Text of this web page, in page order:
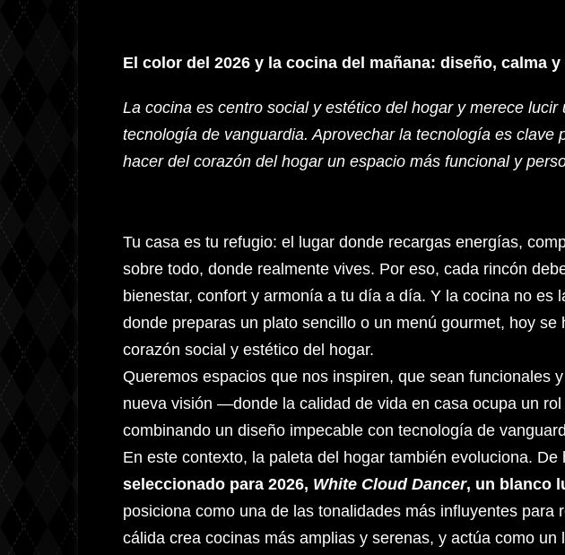
El color del 2026 y la cocina del mañana: diseño, calma
La cocina es centro social y estético del hogar y merece
tecnología de vanguardia. Aprovechar la tecnología es clave
hacer del corazón del hogar un espacio más funcional y
Tu casa es tu refugio: el lugar donde recargas energías,
sobre todo, donde realmente vives. Por eso, cada rincón
bienestar, confort y armonía a tu día a día. Y la cocina no es
donde preparas un plato sencillo o un menú gourmet, hoy
corazón social y estético del hogar.
Queremos espacios que nos inspiren, que sean funcionales
nueva visión —donde la calidad de vida en casa ocupa un
combinando un diseño impecable con tecnología de
En este contexto, la paleta del hogar también evoluciona. De
seleccionado para 2026, White Cloud Dancer, un blanco
posiciona como una de las tonalidades más influyentes para
cálida crea cocinas más amplias y serenas, y actúa como un